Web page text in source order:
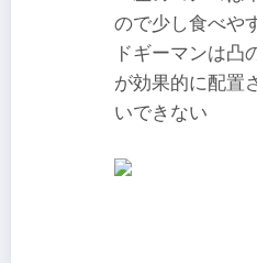
ので少し食べや
ドギーマンは凸
が効果的に配置
いできない